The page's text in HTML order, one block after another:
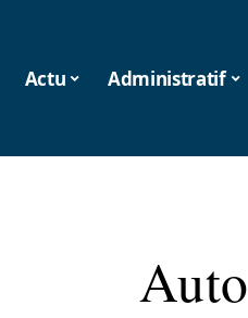
Actu Administratif
Auto